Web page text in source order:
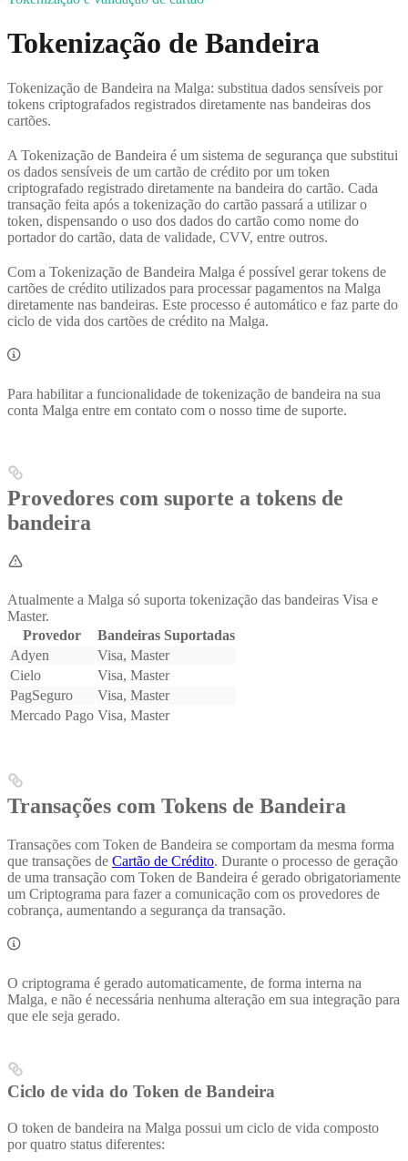
Tokenização de Bandeira
Tokenização de Bandeira na Malga: substitua dados sensíveis por
tokens criptografados registrados diretamente nas bandeiras dos
cartões.
A Tokenização de Bandeira é um sistema de segurança que substitui
os dados sensíveis de um cartão de crédito por um token
criptografado registrado diretamente na bandeira do cartão. Cada
transação feita após a tokenização do cartão passará a utilizar o
token, dispensando o uso dos dados do cartão como nome do
portador do cartão, data de validade, CVV, entre outros.
Com a Tokenização de Bandeira Malga é possível gerar tokens de
cartões de crédito utilizados para processar pagamentos na Malga
diretamente nas bandeiras. Este processo é automático e faz parte do
ciclo de vida dos cartões de crédito na Malga.
Para habilitar a funcionalidade de tokenização de bandeira na sua
conta Malga entre em contato com o nosso time de suporte.
Provedores com suporte a tokens de
bandeira
Atualmente a Malga só suporta tokenização das bandeiras Visa e
Master.
Provedor
Bandeiras Suportadas
Adyen
Visa, Master
Cielo
Visa, Master
PagSeguro
Visa, Master
Mercado Pago Visa, Master
Transações com Tokens de Bandeira
Transações com Token de Bandeira se comportam da mesma forma
que transações de Cartão de Crédito. Durante o processo de geração
de uma transação com Token de Bandeira é gerado obrigatoriamente
um Criptograma para fazer a comunicação com os provedores de
cobrança, aumentando a segurança da transação.
O criptograma é gerado automaticamente, de forma interna na
Malga, e não é necessária nenhuma alteração em sua integração para
que ele seja gerado.
Ciclo de vida do Token de Bandeira
O token de bandeira na Malga possui um ciclo de vida composto
por quatro status diferentes: